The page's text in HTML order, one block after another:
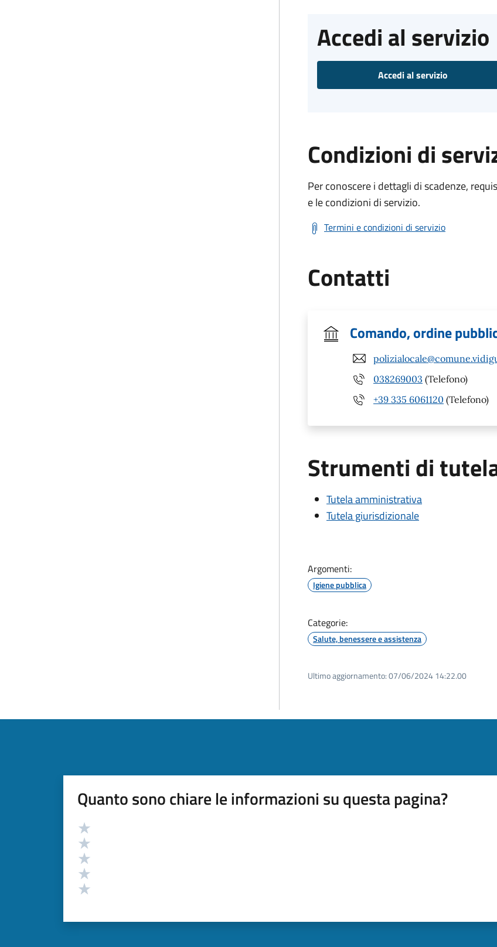
Accedi al servizio
Accedi al servizio
Condizioni di
Per conoscere i dettagli di scadenze,
e le condizioni di servizio.
Termini e condizioni di servizio
Contatti
Comando, ordine
038269003 (Telefono)
+39 335 6061120 (Telefono)
Strumenti di
Tutela amministrativa
Tutela giurisdizionale
Argomenti:
Igiene pubblica
Categorie:
Salute, benessere e assistenza
Ultimo aggiornamento:07/06/2024 14:22.00
Quanto sono chiare le informazioni su questa pagina?
Valutazione